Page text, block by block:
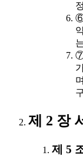
⑥
⑦
제 2 장
제 5